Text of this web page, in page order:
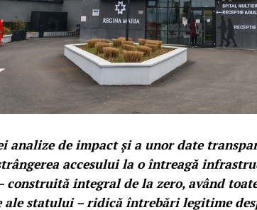
analize de impact și a unor date
accesului la o întreagă
construită integral de la zero, având
ale statului – ridică întrebări legitime